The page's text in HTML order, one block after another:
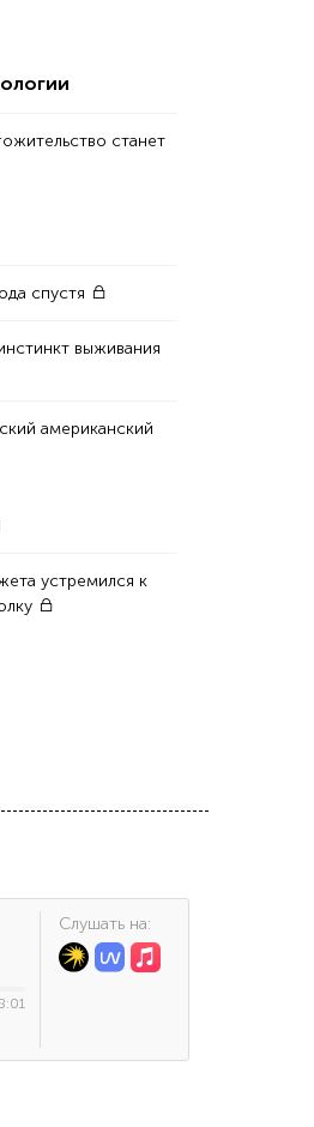
станет
спустя
выживания
американский
устремился к
Cлушать на: